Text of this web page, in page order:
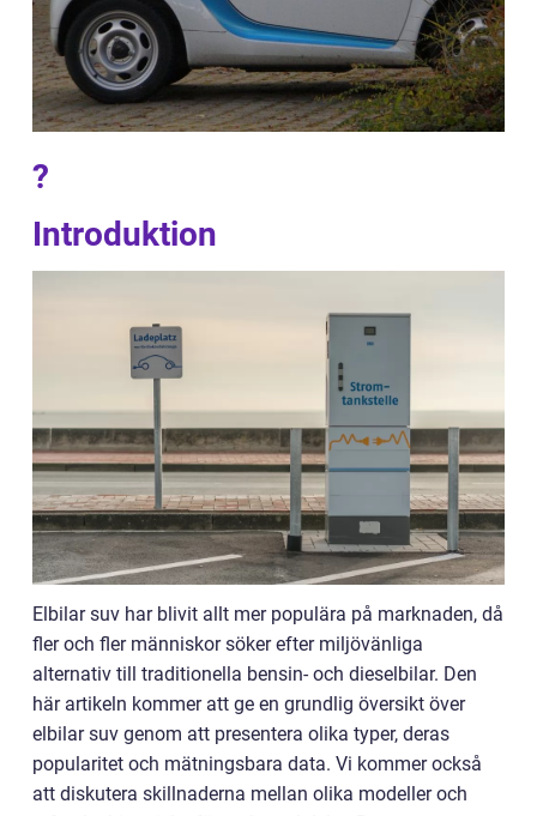
?
Introduktion
Elbilar suv har blivit allt mer populära på marknaden, då
fler och fler människor söker efter miljövänliga
alternativ till traditionella bensin- och dieselbilar. Den
här artikeln kommer att ge en grundlig översikt över
elbilar suv genom att presentera olika typer, deras
popularitet och mätningsbara data. Vi kommer också
att diskutera skillnaderna mellan olika modeller och